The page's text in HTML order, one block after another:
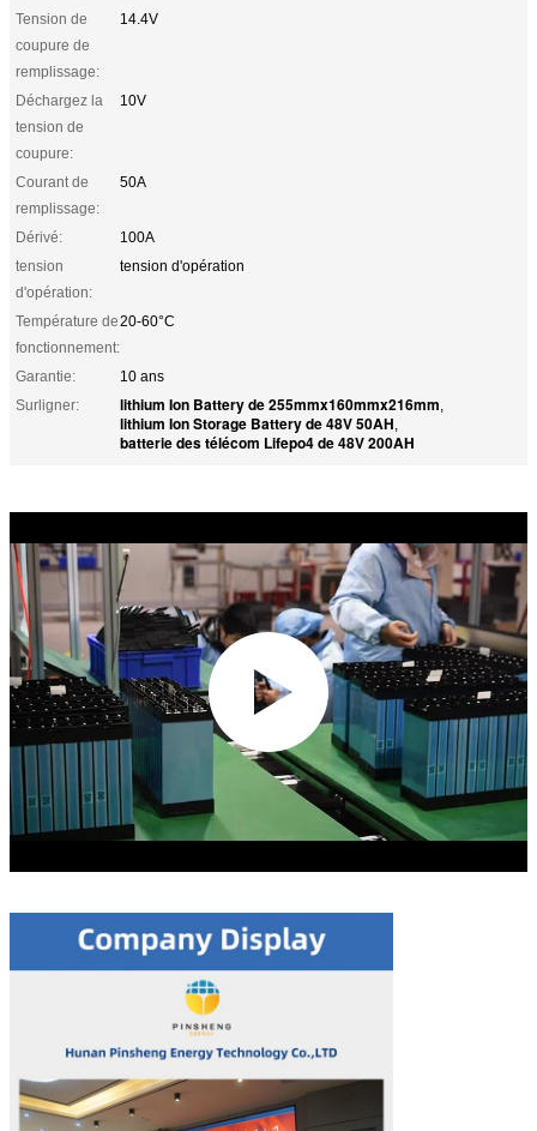
Tension de
coupure de
remplissage:
14.4V
Déchargez la
tension de
coupure:
10V
Courant de
remplissage:
50A
Dérivé:
100A
tension
d'opération:
tension d'opération
Température de
fonctionnement:
20-60°C
Garantie:
10 ans
Surligner:
lithium Ion Battery de 255mmx160mmx216mm,
lithium Ion Storage Battery de 48V 50AH,
batterie des télécom Lifepo4 de 48V 200AH